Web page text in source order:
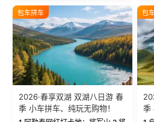
绝美瞬间。 赛湖坦克300跟车视
频：专业摄影师...
瓦
晨
包车拼车
2026·春享双湖 双湖八日游 春
季 小车拼车、纯玩无购物！
包
季